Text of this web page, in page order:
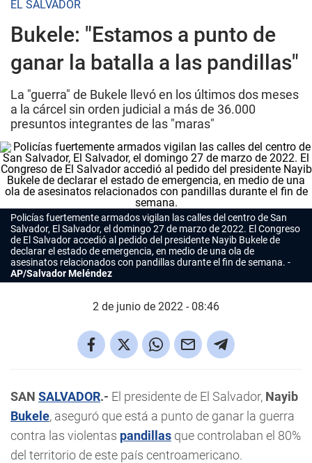
EL SALVADOR
Bukele: "Estamos a punto de
ganar la batalla a las pandillas"
La "guerra" de Bukele llevó en los últimos dos meses
a la cárcel sin orden judicial a más de 36.000
presuntos integrantes de las "maras"
Policías fuertemente armados vigilan las calles del centro de San
Salvador, El Salvador, el domingo 27 de marzo de 2022. El Congreso
de El Salvador accedió al pedido del presidente Nayib Bukele de
declarar el estado de emergencia, en medio de una ola de
asesinatos relacionados con pandillas durante el fin de semana.
AP/Salvador Meléndez
2 de junio de 2022 - 08:46
SAN SALVADOR.- El presidente de El Salvador, Nayib
Bukele, aseguró que está a punto de ganar la guerra
contra las violentas pandillas que controlaban el 80%
del territorio de este país centroamericano.